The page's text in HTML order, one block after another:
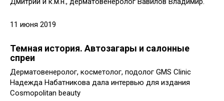
11 июня 2019
Темная история. Автозагары и салонные
спреи
Дерматовенеролог, косметолог, подолог GMS Clinic
Надежда Набатникова дала интервью для издания
Cosmopolitan beauty